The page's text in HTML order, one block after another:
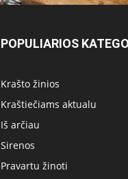
POPULIARIOS
Krašto žinios
Kraštiečiams aktualu
Iš arčiau
Sirenos
Pravartu žinoti